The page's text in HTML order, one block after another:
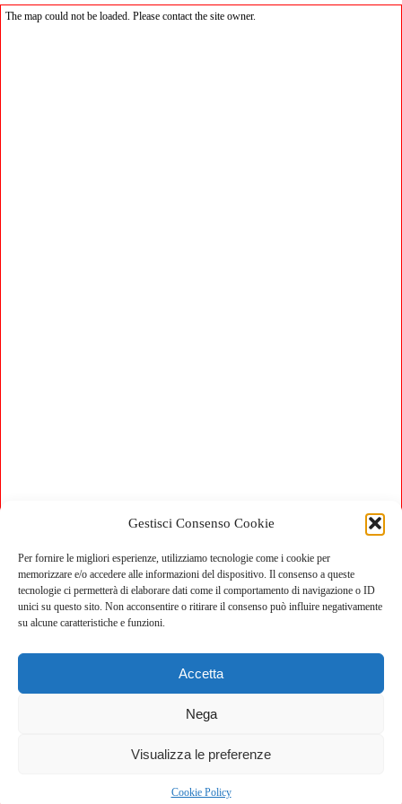
Gestisci Consenso Cookie
Per fornire le migliori esperienze, utilizziamo tecnologie come i cookie per
memorizzare e/o accedere alle informazioni del dispositivo. Il consenso a queste
tecnologie ci permetterà di elaborare dati come il comportamento di navigazione o ID
unici su questo sito. Non acconsentire o ritirare il consenso può influire negativamente
su alcune caratteristiche e funzioni.
Accetta
Nega
Visualizza le preferenze
Cookie Policy
The map could not be loaded. Please contact the site owner.